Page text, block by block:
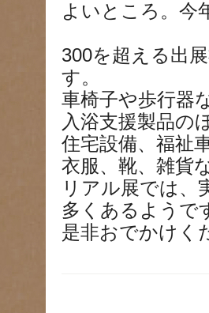
よいところ。今
300を超える出
す。
車椅子や歩行器
入浴支援製品の
住宅設備、福祉
衣服、靴、雑貨
リアル展では、
多くあるようで
是非おでかけく